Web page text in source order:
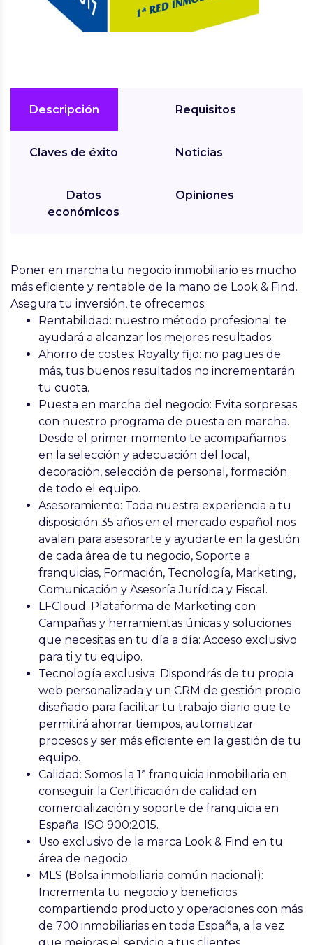
Descripción
Claves de éxito
Datos
económicos
Requisitos
Noticias
Opiniones
Poner en marcha tu negocio inmobiliario es mucho
más eficiente y rentable de la mano de Look & Find.
Asegura tu inversión, te ofrecemos:
Rentabilidad : nuestro método profesional te
ayudará a alcanzar los mejores resultados.
Ahorro de costes: Royalty fijo: no pagues de
más, tus buenos resultados no incrementarán
tu cuota.
Puesta en marcha del negocio: Evita sorpresas
con nuestro programa de puesta en marcha.
Desde el primer momento te acompañamos
en la selección y adecuación del local,
decoración, selección de personal, formación
de todo el equipo.
Asesoramiento: Toda nuestra experiencia a tu
disposición 35 años en el mercado español nos
avalan para asesorarte y ayudarte en la gestión
de cada área de tu negocio, Soporte a
franquicias, Formación, Tecnología, Marketing,
Comunicación y Asesoría Jurídica y Fiscal.
LFCloud : Plataforma de Marketing con
Campañas y herramientas únicas y soluciones
que necesitas en tu día a día: Acceso exclusivo
para ti y tu equipo.
Tecnología exclusiva: Dispondrás de tu propia
web personalizada y un CRM de gestión propio
diseñado para facilitar tu trabajo diario que te
permitirá ahorrar tiempos, automatizar
procesos y ser más eficiente en la gestión de tu
equipo.
Calidad : Somos la 1ª franquicia inmobiliaria en
conseguir la Certificación de calidad en
comercialización y soporte de franquicia en
España. ISO 900:2015.
Uso exclusivo de la marca Look & Find en tu
área de negocio.
MLS (Bolsa inmobiliaria común nacional):
Incrementa tu negocio y beneficios
compartiendo producto y operaciones con más
de 700 inmobiliarias en toda España, a la vez